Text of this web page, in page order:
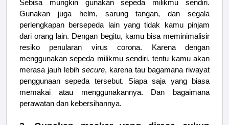
Sebisa mungkin gunakan sepeda milikmu sendiri.
Gunakan juga helm, sarung tangan, dan segala
perlengkapan bersepeda lain yang tidak kamu pinjam
dari orang lain. Dengan begitu, kamu bisa meminimalisir
resiko penularan virus corona. Karena dengan
menggunakan sepeda milikmu sendiri, tentu kamu akan
merasa jauh lebih secure, karena tau bagamana riwayat
penggunaan sepeda tersebut. Siapa saja yang biasa
memakai atau menggunakannya. Dan bagaimana
perawatan dan kebersihannya.